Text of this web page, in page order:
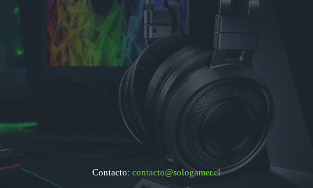
Contacto: contacto@sologamer.cl